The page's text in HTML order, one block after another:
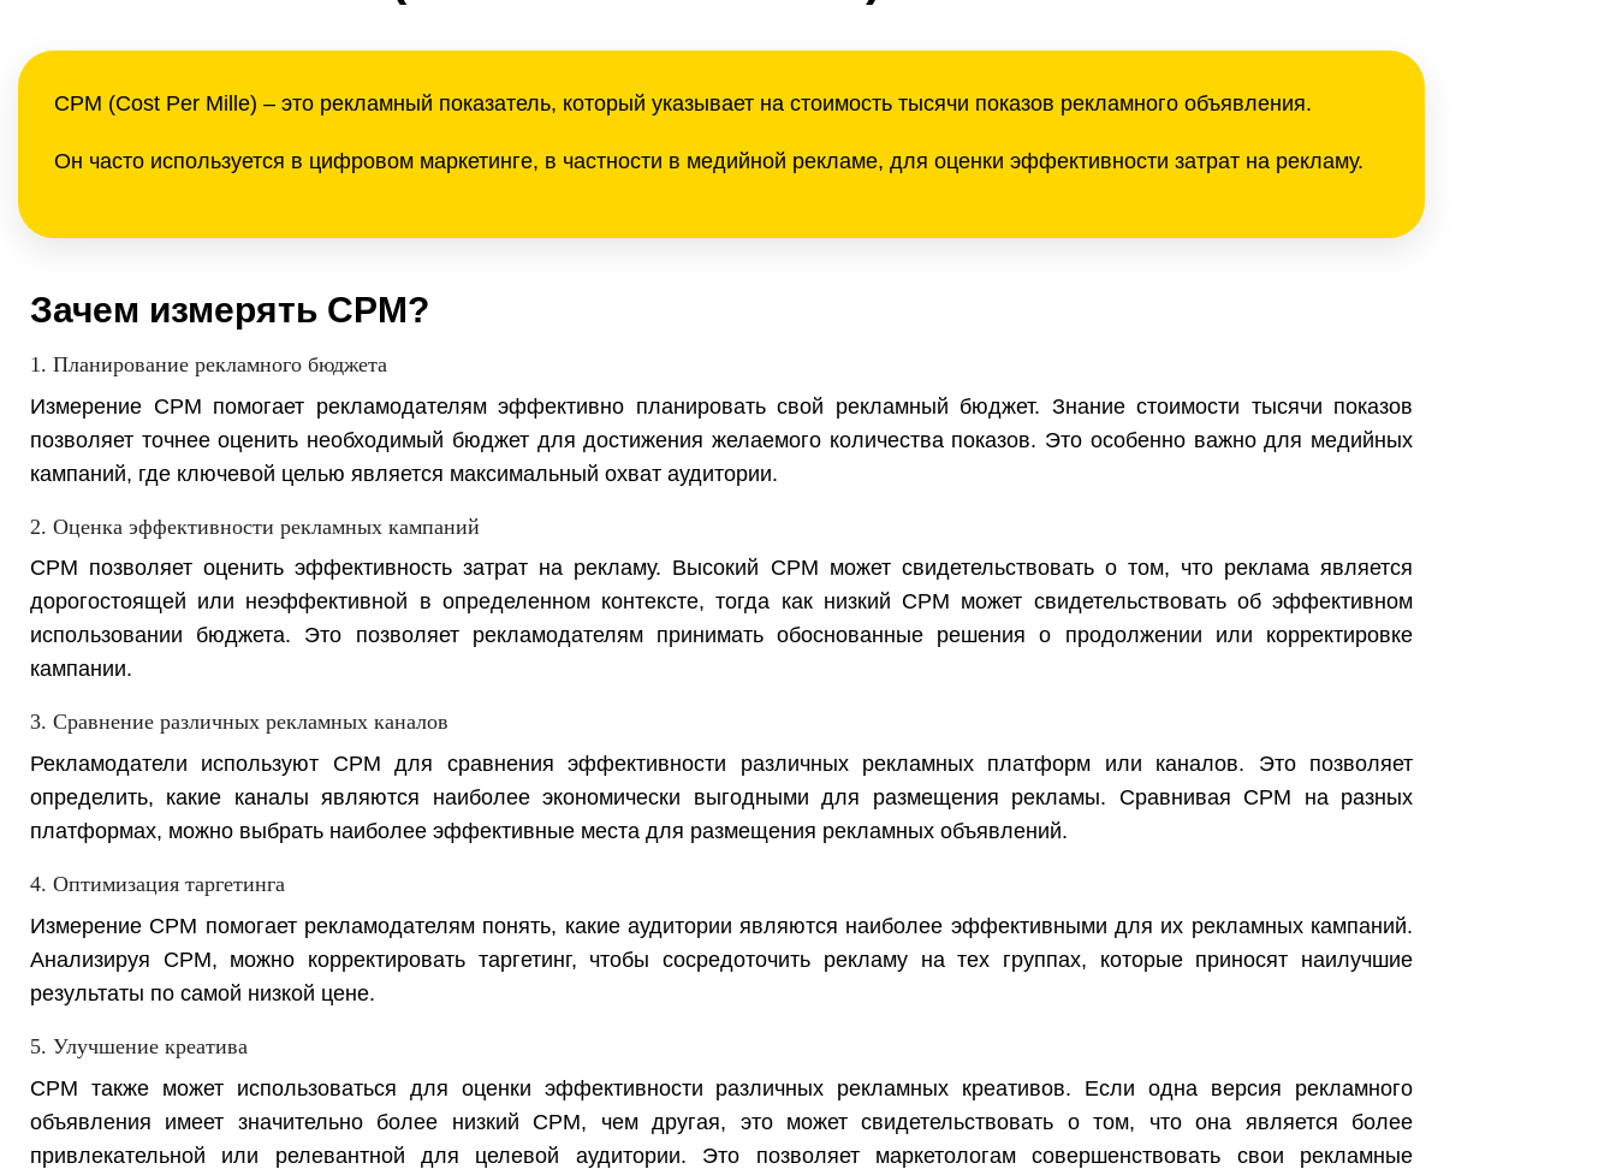
CPM (Cost Per Mille) – это рекламный показатель, который указывает на стоимость тысячи показов рекламного объявления.
Он часто используется в цифровом маркетинге, в частности в медийной рекламе, для оценки эффективности затрат на рекламу.
Зачем измерять CPM?
1. Планирование рекламного бюджета
Измерение CPM помогает рекламодателям эффективно планировать свой рекламный бюджет. Знание стоимости тысячи показов
позволяет точнее оценить необходимый бюджет для достижения желаемого количества показов. Это особенно важно для медийных
кампаний, где ключевой целью является максимальный охват аудитории.
2. Оценка эффективности рекламных кампаний
CPM позволяет оценить эффективность затрат на рекламу. Высокий CPM может свидетельствовать о том, что реклама является
дорогостоящей или неэффективной в определенном контексте, тогда как низкий CPM может свидетельствовать об эффективном
использовании бюджета. Это позволяет рекламодателям принимать обоснованные решения о продолжении или корректировке
кампании.
3. Сравнение различных рекламных каналов
Рекламодатели используют CPM для сравнения эффективности различных рекламных платформ или каналов. Это позволяет
определить, какие каналы являются наиболее экономически выгодными для размещения рекламы. Сравнивая CPM на разных
платформах, можно выбрать наиболее эффективные места для размещения рекламных объявлений.
4. Оптимизация таргетинга
Измерение CPM помогает рекламодателям понять, какие аудитории являются наиболее эффективными для их рекламных кампаний.
Анализируя CPM, можно корректировать таргетинг, чтобы сосредоточить рекламу на тех группах, которые приносят наилучшие
результаты по самой низкой цене.
5. Улучшение креатива
CPM также может использоваться для оценки эффективности различных рекламных креативов. Если одна версия рекламного
объявления имеет значительно более низкий CPM, чем другая, это может свидетельствовать о том, что она является более
привлекательной или релевантной для целевой аудитории. Это позволяет маркетологам совершенствовать свои рекламные